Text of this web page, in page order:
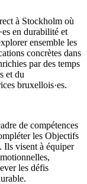
à Stockholm où
en durabilité et
ensemble les
concrètes dans
par des temps
et du
bruxellois·es.
de compétences
les Objectifs
visent à équiper
les défis